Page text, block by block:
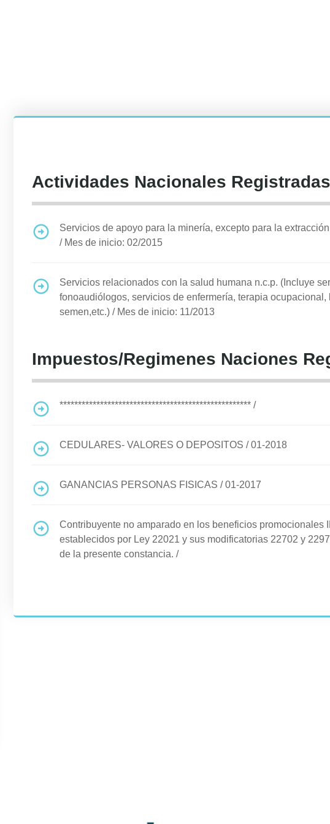
Actividades Nacionales Registradas
Servicios de apoyo para la minería, excepto para la
/ Mes de inicio: 02/2015
Servicios relacionados con la salud humana n.c.p. (Incluye
fonoaudiólogos, servicios de enfermería, terapia ocupacional,
semen,etc.) / Mes de inicio: 11/2013
Impuestos/Regimenes Naciones
**************************************************** /
CEDULARES- VALORES O DEPOSITOS /01-2018
GANANCIAS PERSONAS FISICAS /01-2017
Contribuyente no amparado en los beneficios promocionales
establecidos por Ley 22021 y sus modificatorias 22702 y
de la presente constancia. /